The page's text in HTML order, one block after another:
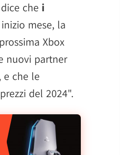
che i
mese, la
Xbox
nuovi partner
e che le
del 2024".